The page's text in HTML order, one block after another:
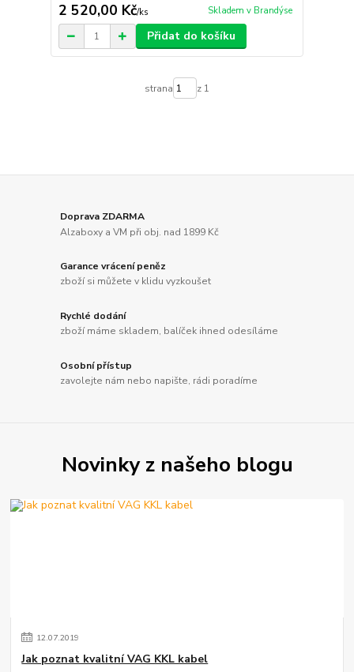
2 520,00 Kč/ks Skladem v Brandýse
Přidat do košíku
strana z 1
Doprava ZDARMA
Alzaboxy a VM při obj. nad 1899 Kč
Garance vrácení peněz
zboží si můžete v klidu vyzkoušet
Rychlé dodání
zboží máme skladem, balíček ihned odesíláme
Osobní přístup
zavolejte nám nebo napište, rádi poradíme
Novinky z našeho blogu
12.07.2019
Jak poznat kvalitní VAG KKL kabel